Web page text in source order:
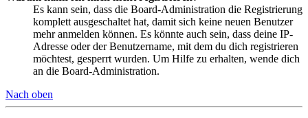
Es kann sein, dass die Board-Administration die Registrierung
komplett ausgeschaltet hat, damit sich keine neuen Benutzer
mehr anmelden können. Es könnte auch sein, dass deine IP-
Adresse oder der Benutzername, mit dem du dich registrieren
möchtest, gesperrt wurden. Um Hilfe zu erhalten, wende dich
an die Board-Administration.
Nach oben